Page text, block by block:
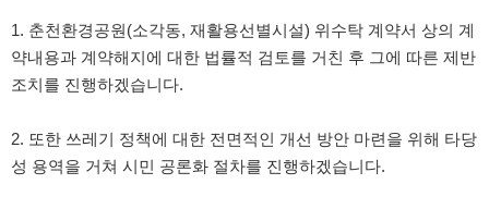
1. 춘천환경공원(소각동, 재활용선별시설) 위수탁 계약서 상의 계
약내용과 계약해지에 대한 법률적 검토를 거친 후 그에 따른 제반
조치를 진행하겠습니다.
2. 또한 쓰레기 정책에 대한 전면적인 개선 방안 마련을 위해 타당
성 용역을 거쳐 시민 공론화 절차를 진행하겠습니다.